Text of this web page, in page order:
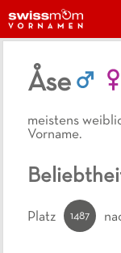
Åse
meistens
Vorname.
Platz 1487